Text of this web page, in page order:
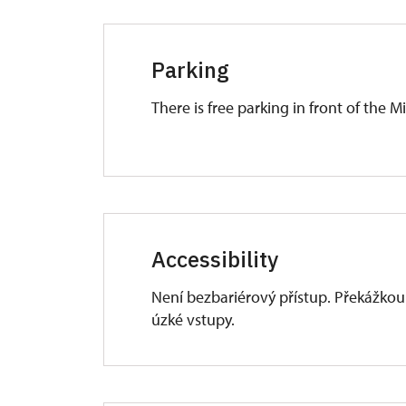
Parking
There is free parking in front of the
Accessibility
Není bezbariérový přístup.
úzké vstupy.
šatny a některé expozice nebo